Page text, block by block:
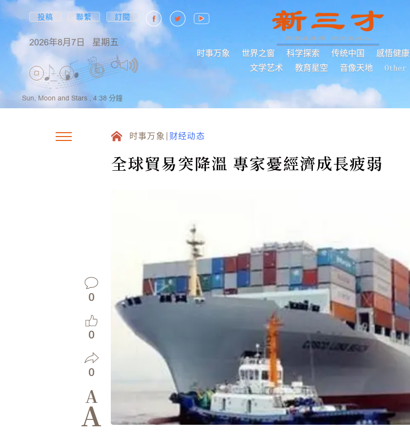
投稿 聯繫 訂閱
2026年8月7日 星期五
时事万象 世界之窗 科学探索 传统中国 感悟健康
文学艺术
教育星空 音像天地 Other
Sun, Moon and Stars , 4:38 分鐘
时事万象 财经动态
全球貿易突降溫 專家憂經濟成長疲弱
0
0
0
A
A